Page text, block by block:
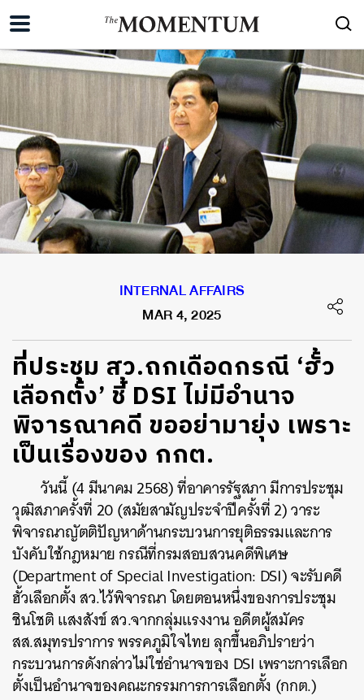
INTERNAL AFFAIRS
MAR 4, 2025
ที่ประชุม สว.ถกเดือดกรณี ‘ฮั้ว
เลือกตั้ง’ ชี้ DSI ไม่มีอำนาจ
พิจารณาคดี ขออย่ามายุ่ง เพราะ
เป็นเรื่องของ กกต.
วันนี้ (4 มีนาคม 2568) ที่อาคารรัฐสภา มีการประชุม
วุฒิสภาครั้งที่​ 20 (สมัยสามัญ​ประจำปี​ครั้ง​ที่​ 2) วาระ
พิจารณาญัตติปัญหาด้านกระบวนการยุติธรรมและการ
บังคับใช้กฎหมาย กรณีที่กรมสอบสวนคดีพิเศษ
(Department of Special Investigation: DSI) จะรับคดี
ฮั้วเลือกตั้ง สว.ไว้พิจารณา โดยตอนหนึ่งของการประชุม
ชินโชติ แสงสังข์ สว.จากกลุ่มแรงงาน อดีตผู้สมัคร
สส.สมุทรปราการ พรรคภูมิใจไทย ลุกขึ้นอภิปรายว่า
กระบวนการดังกล่าวไม่ใช่อำนาจของ DSI เพราะการเลือก
ตั้งเป็นอำนาจของคณะกรรมการการเลือกตั้ง (กกต.)